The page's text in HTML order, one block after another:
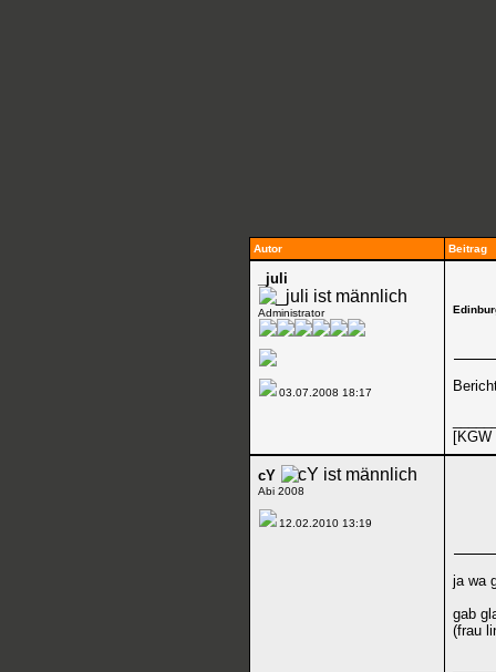
Autor Beitrag
_juli
Administrator
03.07.2008 18:17
[KGW
cY
Abi 2008
12.02.2010 13:19
ja wa
gab
(frau